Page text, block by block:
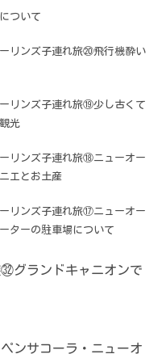
ついて
リンズ子連れ旅⑳飛行機酔い
リンズ子連れ旅⑲少し古くて
光
リンズ子連れ旅⑱ニューオー
エとお土産
リンズ子連れ旅⑰ニューオー
ターの駐車場について
グランドキャニオンで
ンサコーラ・ニューオ